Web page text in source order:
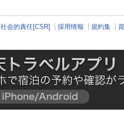
社会的責任[CSR] 採用情報 規約集